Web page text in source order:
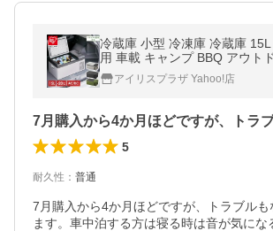
冷蔵庫 小型 冷凍庫 冷蔵庫
用 車載 キャンプ BBQ アウト
庫 車載用冷蔵庫 ポータブル冷
アイリスプラザ Yahoo!店
5
耐久性 ： 普通
7月購入から4か月ほどですが、トラブル
ます。車中泊する方は寝る時は音が気にな